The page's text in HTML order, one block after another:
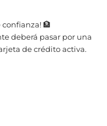
confianza! 🏦
deberá pasar por una